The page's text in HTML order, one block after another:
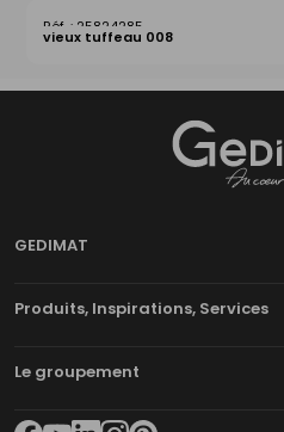
25824285
vieux tuffeau 008
GEDIMAT
Produits, Inspirations, Services
Le groupement